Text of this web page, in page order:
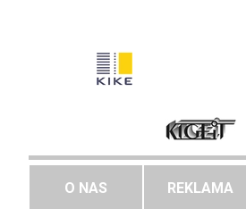
O NAS REKLAMA